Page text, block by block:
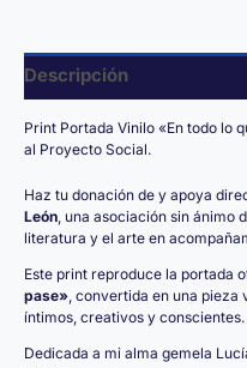
Descripción
Print Portada Vinilo «En todo lo
al Proyecto Social.
Haz tu donación de y apoya
León, una asociación sin ánimo
literatura y el arte en
Este print reproduce la portada
pase», convertida en una pieza
íntimos, creativos y conscientes.
Dedicada a mi alma gemela